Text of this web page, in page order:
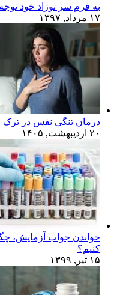
به فرم سر نوزاد خود
۱۷ مرداد, ۱۳۹۷
درمان تنگی نفس در ترک
۲۰ اردیبهشت, ۱۴۰۵
خواندن جواب آزمایش،
کنیم؟
۱۵ تیر, ۱۳۹۹